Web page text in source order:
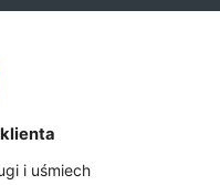
i uśmiech